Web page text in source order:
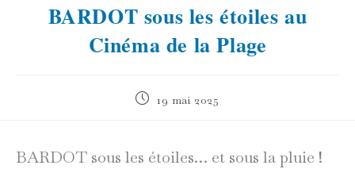
BARDOT sous les étoiles au
Cinéma de la Plage
Publication
19 mai 2025
BARDOT sous les étoiles… et sous la pluie !